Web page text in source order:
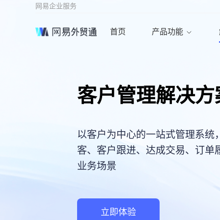
网易企业服务
首页 产品功能
客户管理解决方
以客户为中心的一站式管理系统
客、客户跟进、达成交易、订单
业务场景
立即体验